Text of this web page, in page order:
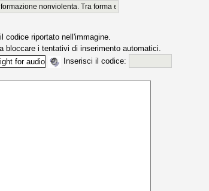
codice riportato nell'immagine.
bloccare i tentativi di inserimento automatici.
Inserisci il codice: